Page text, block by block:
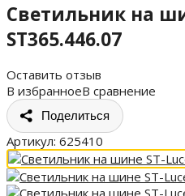
Светильник на
ST365.446.07
Оставить отзыв
В избранноеВ сравнение
Поделиться
Артикул: 625410